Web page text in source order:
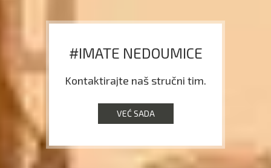
#IMATE NEDOUMICE
Kontaktirajte naš stručni tim.
VEĆ SADA